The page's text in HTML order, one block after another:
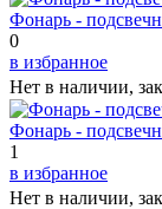
Фонарь -
0
в избранное
Нет в наличии,
Фонарь -
1
в избранное
Нет в наличии,